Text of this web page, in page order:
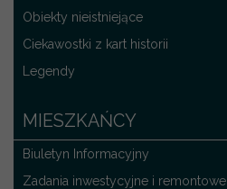
Obiekty nieistniejące
Ciekawostki z kart historii
Legendy
MIESZKAŃCY
Biuletyn Informacyjny
Zadania inwestycyjne i remontowe